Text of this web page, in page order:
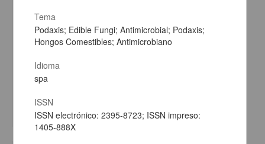
Carta de Vicente G. Muñoz a Francisco I. Madero ofreciéndole sus
Muñoz, Vicente G.
[sin fecha]
Tema
Podaxis; Edible Fungi; Antimicrobial; Podaxis;
Hongos Comestibles; Antimicrobiano
Idioma
spa
ISSN
ISSN electrónico: 2395-8723; ISSN impreso:
1405-888X